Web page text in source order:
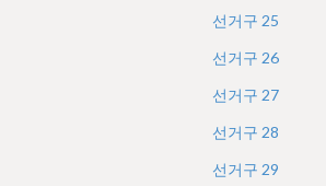
선거구 25
선거구 26
선거구 27
선거구 28
선거구 29